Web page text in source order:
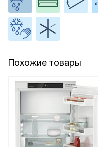
Похожие товары